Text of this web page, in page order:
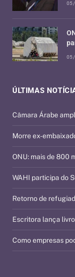
ÚLTIMAS
Câmara Árabe
Morre ex-
ONU: mais de 800
WAHI participa do
Retorno de
Escritora lança
Como empresas